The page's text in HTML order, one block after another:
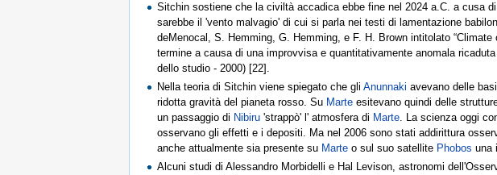
Sitchin sostiene che la civiltà accadica ebbe fine nel 2024 a.C. a cusa
sarebbe il 'vento malvagio' di cui si parla nei testi di lamentazione
deMenocal, S. Hemming, G. Hemming, e F. H. Brown intitolato
termine a causa di una improvvisa e quantitativamente anomala
dello studio - 2000) [22].
Nella teoria di Sitchin viene spiegato che gliAnunnaki avevano delle
ridotta gravità del pianeta rosso. Su Marte esitevano quindi delle
un passaggio di Nibiru 'strappò' l' atmosfera di Marte. La scienza oggi
osservano gli effetti e i depositi. Ma nel 2006 sono stati addirittura
anche attualmente sia presente su Marte o sul suo satellite Phobos una
Alcuni studi di Alessandro Morbidelli e Hal Levison, astronomi